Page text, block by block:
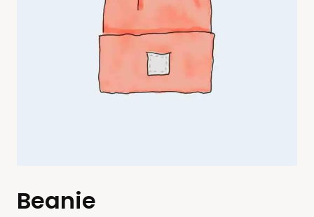
Beanie